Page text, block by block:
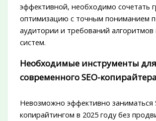
эффективной, необходимо сочетать
оптимизацию с точным пониманием
аудитории и требований алгоритмов
систем.
Необходимые инструменты
современного SEO-копирайтера
Невозможно эффективно заниматься
копирайтингом в 2025 году без